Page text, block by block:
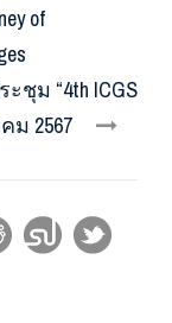
of
ม “4th ICGS
ม 2567